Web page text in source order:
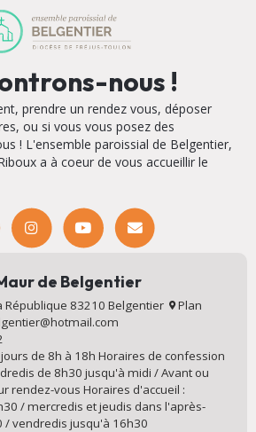
nous !
prendre un rendez vous, déposer
ou si vous vous posez des
! L'ensemble paroissial de Belgentier,
a à coeur de vous accueillir le
de Belgentier
République 83210 Belgentier
Plan
de 8h à 18h Horaires de confession
de 8h30 jusqu'à midi / Avant ou
rendez-vous Horaires d'accueil :
/ mercredis et jeudis dans l'après-
/ vendredis jusqu'à 16h30